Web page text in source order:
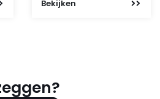
prijs
Bekijken